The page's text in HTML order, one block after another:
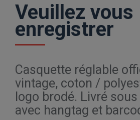
Veuillez vous
enregistrer
Casquette réglable
vintage, coton /
logo brodé. Livré
avec hangtag et